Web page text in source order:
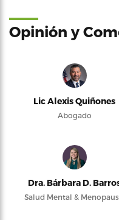
Opinión y
Lic Alexis Quiñones
Abogado
Dra. Bárbara D.
Salud Mental &